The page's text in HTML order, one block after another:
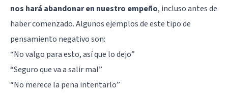
nos hará abandonar en nuestro empeño, incluso antes de
haber comenzado. Algunos ejemplos de este tipo de
pensamiento negativo son:
“No valgo para esto, así que lo dejo”
“Seguro que va a salir mal”
“No merece la pena intentarlo”